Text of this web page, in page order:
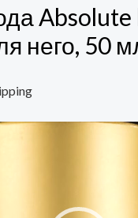
Absolute
него, 50